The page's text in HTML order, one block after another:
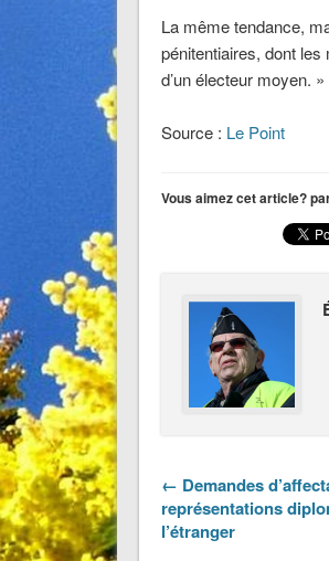
La même tendance,
pénitentiaires, dont les
d’un électeur moyen. »
Source : Le Point
Vous aimez cet article?
← Demandes
représentations
l’étranger